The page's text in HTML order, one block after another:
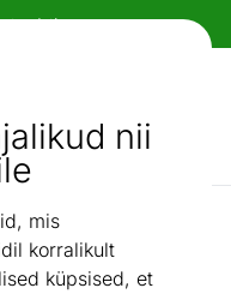
nii
mis
korralikult
küpsised, et
AI otsing
/ Padi ripptoolile